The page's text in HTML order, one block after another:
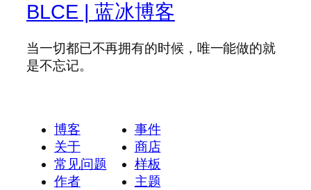
BLCE | 蓝冰博客
当一切都已不再拥有的时候，唯一能做的就
是不忘记。
博客
关于
常见问题
作者
事件
商店
样板
主题